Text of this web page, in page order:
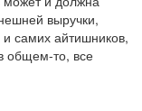
выручки,
и самих айтишников,
общем-то, все